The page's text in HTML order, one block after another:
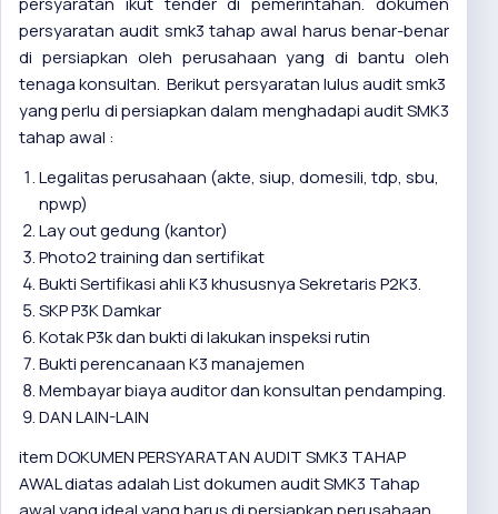
persyaratan audit smk3 tahap awal harus benar-benar
di persiapkan oleh perusahaan yang di bantu oleh
tenaga konsultan. Berikut persyaratan lulus audit smk3
yang perlu di persiapkan dalam menghadapi audit SMK3
tahap awal :
Legalitas perusahaan (akte, siup, domesili, tdp, sbu,
npwp)
Lay out gedung (kantor)
Photo2 training dan sertifikat
Bukti Sertifikasi ahli K3 khususnyaSekretaris P2K3.
SKP P3K Damkar
Kotak P3k dan bukti di lakukan inspeksi rutin
Bukti perencanaan K3 manajemen
Membayar biaya auditor dan konsultan pendamping.
DAN LAIN-LAIN
itemDOKUMEN PERSYARATAN AUDIT SMK3 TAHAP
AWALdiatas adalah List dokumen audit SMK3 Tahap